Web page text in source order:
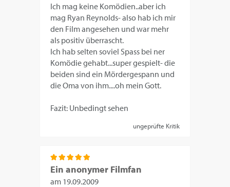
Ich mag keine Komödien..aber ich
mag Ryan Reynolds- also hab ich mir
den Film angesehen und war mehr
als positiv überrascht.
Ich hab selten soviel Spass bei ner
Komödie gehabt...super gespielt- die
beiden sind ein Mördergespann und
die Oma von ihm....oh mein Gott.
Fazit: Unbedingt sehen
ungeprüfte Kritik
Ein anonymer Filmfan
am 19.09.2009